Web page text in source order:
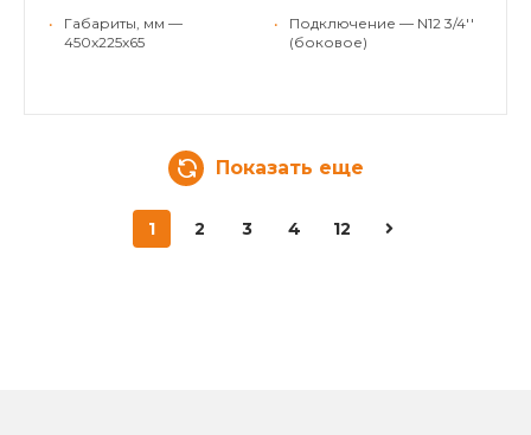
•
Габариты, мм —
450x225x65
•
Подключение — N12 3/4''
(боковое)
Показать еще
1 2 3 4 12